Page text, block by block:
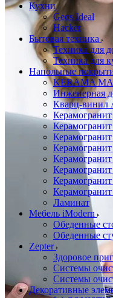
Кухни
Geos Ideal
Hacker
Бытовая техника
Техника для
Техника для
Напольные
KERAMA
Инженерная
Кварц-винил
Керамогранит
Ламинат
Мебель iModern
Обеденные
Обеденные
Zepter
Здоровое
Системы
Системы
Декоративные